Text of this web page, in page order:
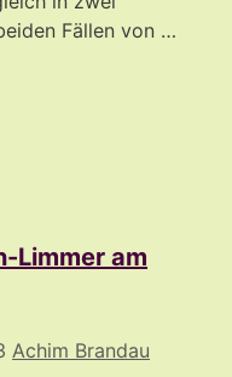
Fällen von …
Limmer am
Achim Brandau